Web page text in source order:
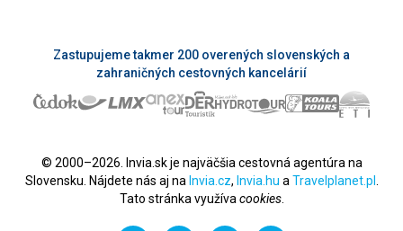
Zastupujeme takmer 200 overených slovenských a
zahraničných cestovných kancelárií
© 2000–2026. Invia.sk je najväčšia cestovná agentúra na
Slovensku. Nájdete nás aj na Invia.cz, Invia.hu a Travelplanet.pl
Tato stránka využíva cookies.